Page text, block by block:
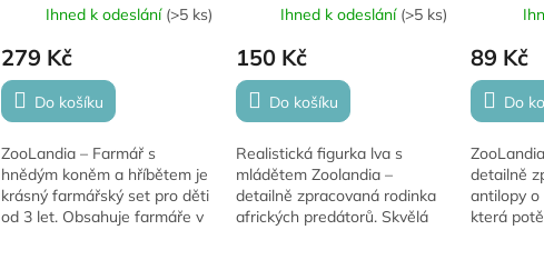
Ihned k odeslání (>5 ks)
279 Kč
Do košíku
ZooLandia – Farmář s
hnědým koněm a hříbětem je
krásný farmářský set pro děti
od 3 let. Obsahuje farmáře v
Ihned k odeslání (>5 ks)
150 Kč
Do košíku
Realistická figurka lva s
mládětem Zoolandia –
detailně zpracovaná rodinka
afrických predátorů. Skvělá
89 Kč
Do
detailně
antilopy o
která